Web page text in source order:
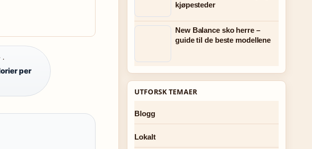
per
kjøpesteder
New Balance sko herre –
guide til de beste modellene
UTFORSK TEMAER
Blogg
Lokalt